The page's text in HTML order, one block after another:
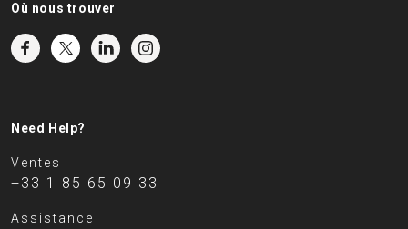
Où nous trouver
Need Help?
Ventes
+33 1 85 65 09 33
Assistance